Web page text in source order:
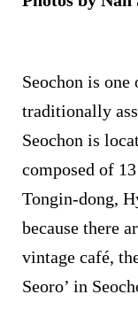
Seochon is
traditionally
Seochon is
composed of
Tongin-dong,
because there
vintage café,
Seoro’ in